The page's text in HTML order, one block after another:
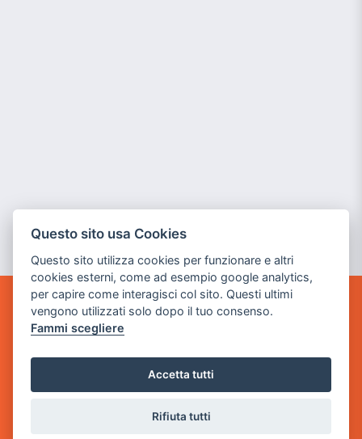
GAME WARP
BY POWER GAME SRL
via Villaggio dei Platani, 3
Questo sito usa Cookies
Questo sito utilizza cookies per funzionare e altri
cookies esterni, come ad esempio google analytics,
per capire come interagisci col sito. Questi ultimi
vengono utilizzati solo dopo il tuo consenso.
Fammi scegliere
Accetta tutti
Rifiuta tutti